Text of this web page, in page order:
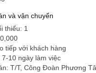
và vận chuyển
thiểu: 1
tiếp với khách hàng
10 ngày làm việc
T/T, Công Đoàn Phương